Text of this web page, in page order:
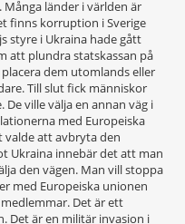
länder i världen är
finns korruption i Sverige
styre i Ukraina hade gått
att plundra statskassan på
dem utomlands eller
Till slut fick människor
ville välja en annan väg i
med Europeiska
valde att avbryta den
Ukraina innebär det att man
den vägen. Man vill stoppa
med Europeiska unionen
Det är ett
Det är en militär invasion i